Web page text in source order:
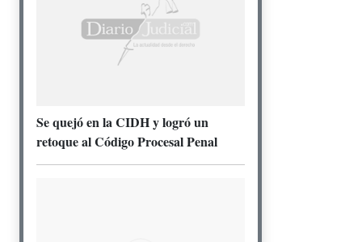
Se quejó en la CIDH y logró un
retoque al Código Procesal Penal